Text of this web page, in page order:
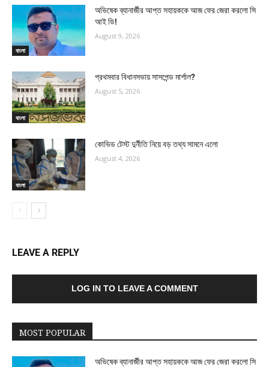
বাংলা
অভিষেক ব্যানার্জীর আপ্ত সহায়ককে আজ ফের জেরা করলো সি
আই ডি!
August 9, 2026
বাংলা
প্রথমবার বিধানসভায় সাসপেন্ড মার্শাল?
August 5, 2026
বাংলা
কোভিড টেস্ট দুর্নীতি নিয়ে বড় তথ্য সামনে এলো
August 4, 2026
LEAVE A REPLY
LOG IN TO LEAVE A COMMENT
MOST POPULAR
অভিষেক ব্যানার্জীর আপ্ত সহায়ককে আজ ফের জেরা করলো সি